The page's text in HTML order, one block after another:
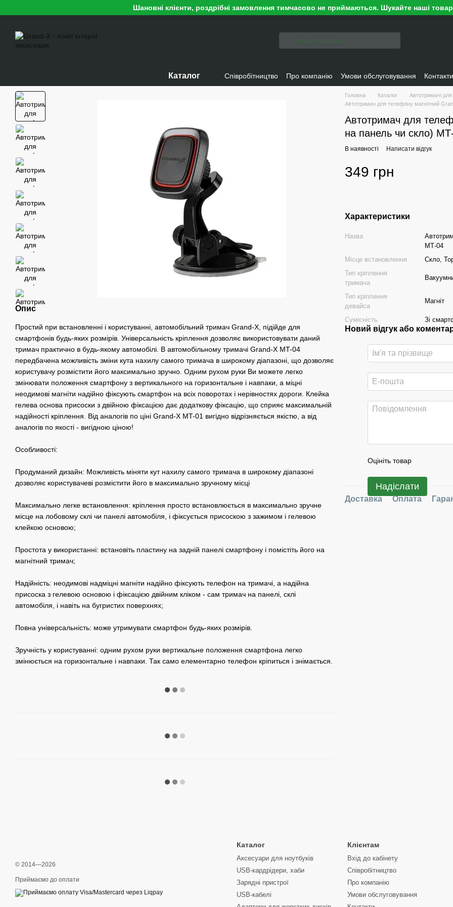
Шановні клієнти, роздрібні замовлення тимчасово не приймаються. Шукайте наші
Каталог Співробітництво Про компанію Умови обслуговування Контакти
Опис
Простий при встановленні і користуванні, автомобільний тримач Grand-X, підійде для
смартфонів будь-яких розмірів. Універсальність кріплення дозволяє використовувати даний
тримач практично в будь-якому автомобілі. В автомобільному тримачі Grand-X MT-04
передбачена можливість зміни кута нахилу самого тримача в широкому діапазоні, що дозволяє
користувачу розмістити його максимально зручно. Одним рухом руки Ви можете легко
змінювати положення смартфону з вертикального на горизонтальне і навпаки, а міцні
неодимові магніти надійно фіксують смартфон на всіх поворотах і нерівностях дороги. Клейка
гелева основа присоски з двійною фіксацією дає додаткову фіксацію, що сприяє максимальній
надійності кріплення. Від аналогів по ціні Grand-X MT-01 вигідно відрізняється якістю, а від
аналогів по якості - вигідною ціною!
Особливості:
Продуманий дизайн: Можливість міняти кут нахилу самого тримача в широкому діапазоні
дозволяє користувачеві розмістити його в максимально зручному місці
Максимально легке встановлення: кріплення просто встановлюється в максимально зручне
місце на лобовому склі чи панелі автомобіля, і фіксується присоскою з зажимом і гелевою
клейкою основою;
Простота у використанні: встановіть пластину на задній панелі смартфону і помістіть його на
магнітний тримач;
Надійність: неодимові надміцні магніти надійно фіксують телефон на тримачі, а надійна
присоска з гелевою основою і фіксацією двійним кліком - сам тримач на панелі, склі
автомобіля, і навіть на бугристих поверхнях;
Повна універсальність: може утримувати смартфон будь-яких розмірів.
Зручність у користуванні: одним рухом руки вертикальне положення смартфона легко
змінюється на горизонтальне і навпаки. Так само елементарно телефон кріпиться і знімається.
Головна Каталог
Автотримачі
Автотримач для телефону магнітний
Автотримач для
на панель чи скло)
В наявності Написати відгук
349 грн
Характеристики
Назва
МТ-04
Місце встановлення
Скло,
Тип кріплення
тримача
Тип кріплення
девайса
Магніт
Сумісність Зі
Новий відгук або
Оцініть товар
Надіслати
Доставка Оплата
© 2014—2026
Приймаємо до оплати
Каталог
Аксесуари для ноутбуків
USB-кардрідери, хаби
Зарядні пристрої
USB-кабелі
Клієнтам
Вхід до кабінету
Співробітництво
Про компанію
Умови обслуговування